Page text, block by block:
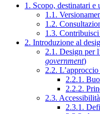
1. Scopo, destinatari e
1.1.
1.2.
1.3.
2. Introduzione al
2.1. Design per
government)
2.2.
2.2.1.
2.2.2.
2.3. Accessibilità
2.3.1.